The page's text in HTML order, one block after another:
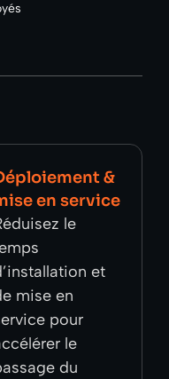
&
en service
le
et
mise en
pour
le
du